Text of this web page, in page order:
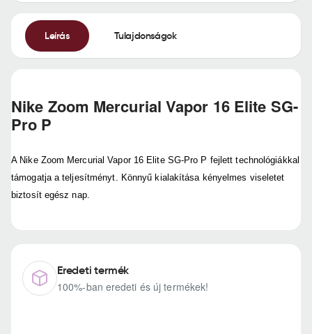
Leírás Tulajdonságok
Nike Zoom Mercurial Vapor 16 Elite SG-
Pro P
A Nike Zoom Mercurial Vapor 16 Elite SG-Pro P fejlett technológiákkal
támogatja a teljesítményt. Könnyű kialakítása kényelmes viseletet
biztosít egész nap.
Eredeti termék
100%-ban eredeti és új termékek!